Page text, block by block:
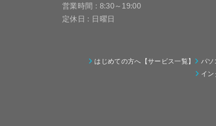
営業時間 : 8:30～19:00
定休日 : 日曜日
はじめての方へ【サービス一覧】 パソ
イ